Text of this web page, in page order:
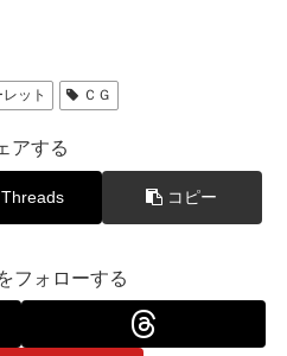
ット ＣＧ
アする
Threads コピー
フォローする